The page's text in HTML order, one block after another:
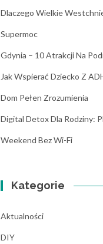
Dlaczego Wielkie
Supermoc
Gdynia – 10 Atrakcji Na
Jak Wspierać Dziecko Z
Dom Pełen Zrozumienia
Digital Detox Dla Rodziny:
Weekend Bez Wi-Fi
Kategorie
Aktualności
DIY